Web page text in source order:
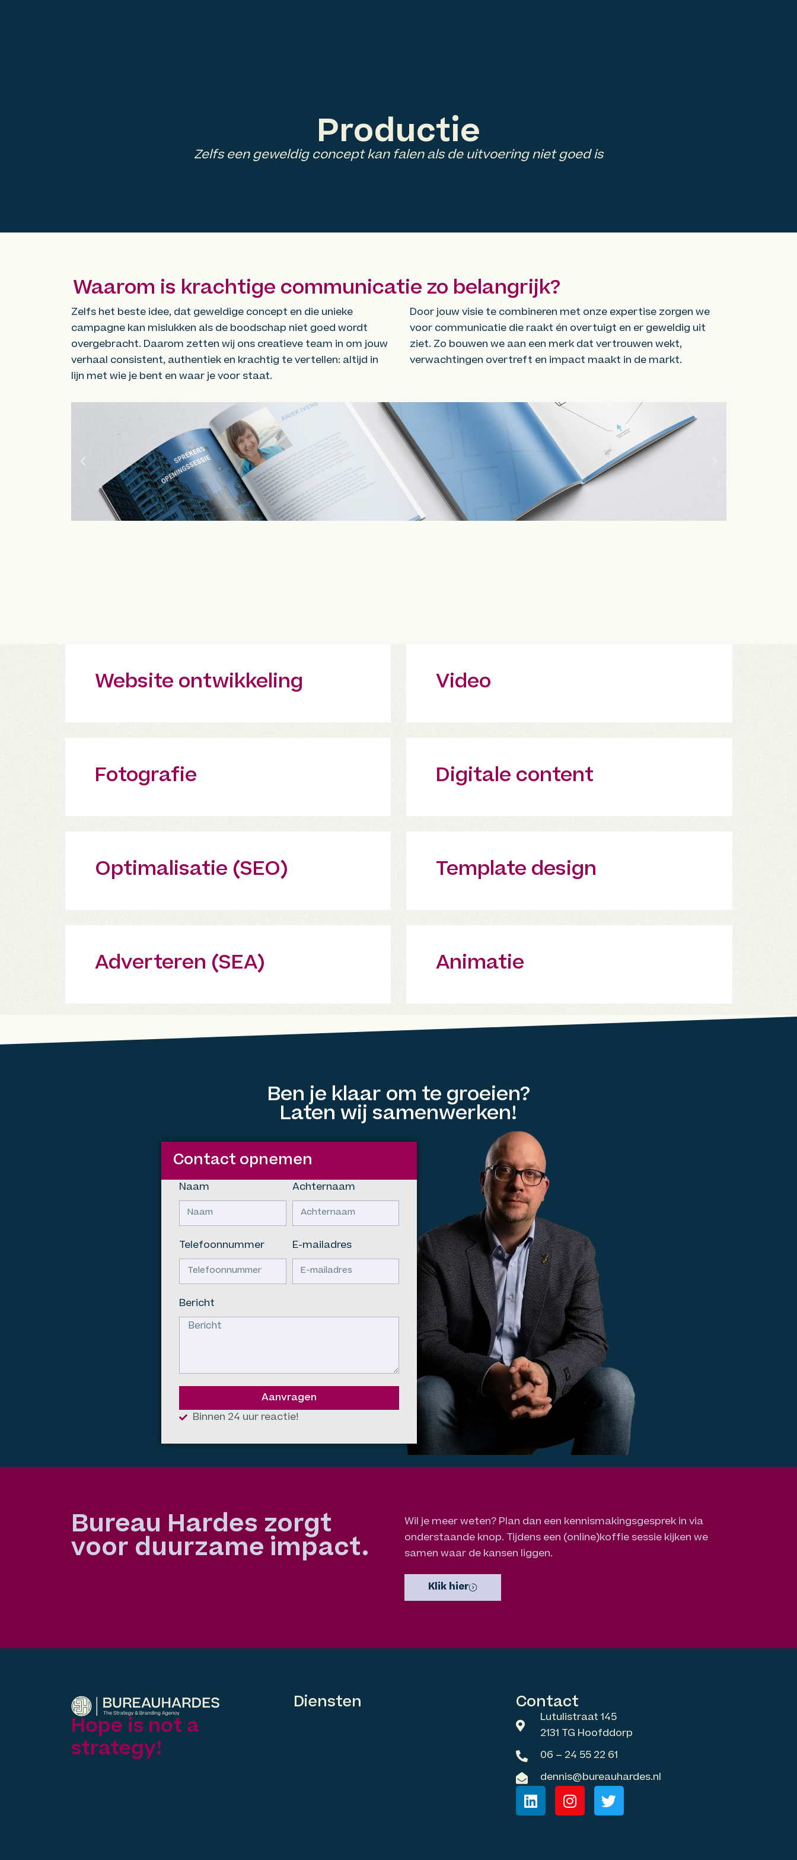
Productie
Zelfs een geweldig concept kan falen als de uitvoering niet goed is
Waarom is krachtige communicatie zo belangrijk?
Zelfs het beste idee, dat geweldige concept en die unieke
campagne kan mislukken als de boodschap niet goed wordt
overgebracht. Daarom zetten wij ons creatieve team in om jouw
verhaal consistent, authentiek en krachtig te vertellen: altijd in
lijn met wie je bent en waar je voor staat.
Door jouw visie te combineren met onze expertise zorgen we
voor communicatie die raakt én overtuigt en er geweldig uit
ziet. Zo bouwen we aan een merk dat vertrouwen wekt,
verwachtingen overtreft en impact maakt in de markt.
Website ontwikkeling Video
Fotografie Digitale content
Optimalisatie (SEO) Template design
Adverteren (SEA) Animatie
Ben je klaar om te groeien?
Laten wij samenwerken!
Contact opnemen
Naam Achternaam
Telefoonnummer E-mailadres
Bericht
Aanvragen
Binnen 24 uur reactie!
Bureau Hardes zorgt
voor duurzame impact.
Wil je meer weten? Plan dan een kennismakingsgesprek in via
onderstaande knop. Tijdens een (online)koffie sessie kijken we
samen waar de kansen liggen.
Klik hier
Hope is not a
strategy!
Diensten Contact
Lutulistraat 145
2131 TG Hoofddorp
06 – 24 55 22 61
dennis@bureauhardes.nl